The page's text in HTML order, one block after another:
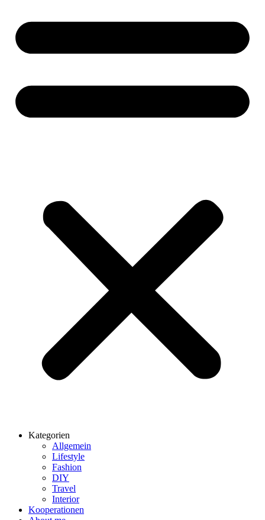
Kategorien
Allgemein
Lifestyle
Fashion
DIY
Travel
Interior
Kooperationen